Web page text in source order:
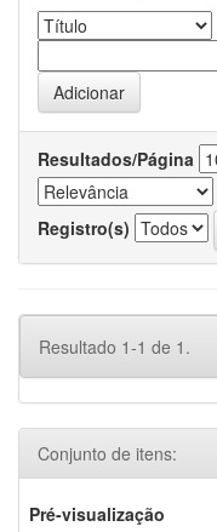
Resultados/Página
Registro(s)
Resultado 1-1 de 1.
Conjunto de itens:
Pré-visualização